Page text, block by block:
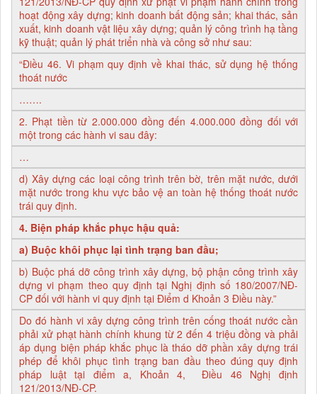
hoạt động xây dựng; kinh doanh bất động sản; khai thác, sản
xuất, kinh doanh vật liệu xây dựng; quản lý công trình hạ tầng
kỹ thuật; quản lý phát triển nhà và công sở như sau:
“Điều 46. Vi phạm quy định về khai thác, sử dụng hệ thống
thoát nước
…….
2. Phạt tiền từ 2.000.000 đồng đến 4.000.000 đồng đối với
một trong các hành vi sau đây:
…
d) Xây dựng các loại công trình trên bờ, trên mặt nước, dưới
mặt nước trong khu vực bảo vệ an toàn hệ thống thoát nước
trái quy định.
4. Biện pháp khắc phục hậu quả:
a) Buộc khôi phục lại tình trạng ban đầu;
b) Buộc phá dỡ công trình xây dựng, bộ phận công trình xây
dựng vi phạm theo quy định tại Nghị định số 180/2007/NĐ-
CP đối với hành vi quy định tại Điểm d Khoản 3 Điều này.”
Do đó hành vi xây dựng công trình trên cống thoát nước cần
phải xử phạt hành chính khung từ 2 đến 4 triệu đồng và phải
áp dụng biện pháp khắc phục là tháo dỡ phần xây dựng trái
phép để khôi phục tình trạng ban đầu theo đúng quy định
pháp luật tại điểm a, Khoản 4, Điều 46 Nghị định
121/2013/NĐ-CP.